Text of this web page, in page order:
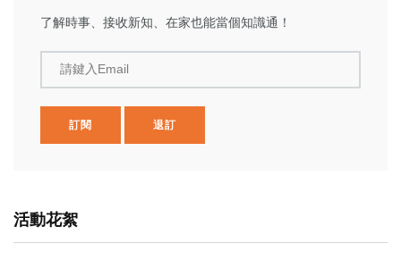
了解時事、接收新知、在家也能當個知識通！
請鍵入Email
訂閱 退訂
活動花絮